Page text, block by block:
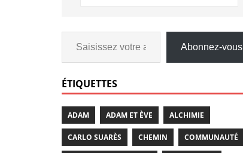
Abonnez-vous
ÉTIQUETTES
ADAM ADAM ET ÈVE ALCHIMIE
CARLO SUARÈS CHEMIN COMMUNAUTÉ